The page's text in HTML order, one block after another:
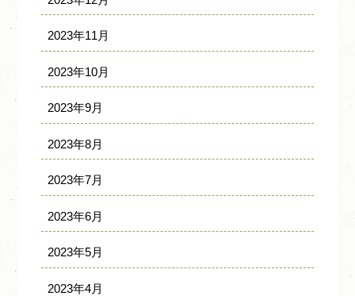
2023年11月
2023年10月
2023年9月
2023年8月
2023年7月
2023年6月
2023年5月
2023年4月